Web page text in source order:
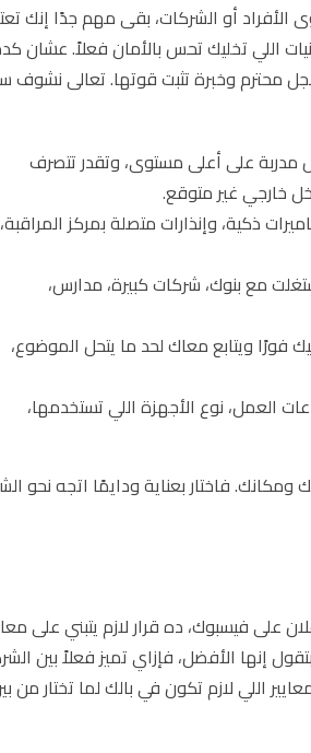
أو الشركات، بقى مهم جدًا إنك
اللي تخليك تحس بالأمان فعلاً. عشان
محترم وخبرة تثبت قوتها. تعالى نشوف
مدربة على أعلى مستوى، وتقدر تتصرف
خارجي غير متوقع.
ذكية، وإنذارات متصلة بمركز المراقبة،
مع بنوك، شركات كبيرة، مدارس،
ويتابع معاك لحد ما يتحل الموضوع،
العمل، نوع الأجهزة اللي تستخدمها،
فاختار بعناية ودايمًا اتجه نحو
على فيسبوك، ده قرار لازم يتبني على
إنها الأفضل، فإزاي تميز فعلاً بين
اللي لازم تكون في بالك لما تختار من